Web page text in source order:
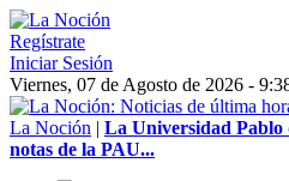
Regístrate
Iniciar Sesión
Viernes, 07 de Agosto de 2026 -
La Noción | La Universidad Pablo
notas de la PAU...